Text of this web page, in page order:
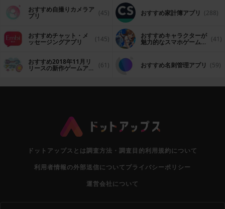
おすすめ自撮りカメラア
プリ (45) おすすめ家計簿アプリ (288)
おすすめチャット・メ
ッセージングアプリ (145) おすすめキャラクターが
魅力的なスマホゲームア (41)
おすすめ2018年11月リ
リースの新作ゲームアプ (61) おすすめ名刺管理アプリ (59)
ドットアップスとは調査方法・調査目的利用規約について
利用者情報の外部送信についてプライバシーポリシー
運営会社について